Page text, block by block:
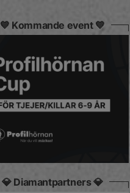
💙 Kommande event 💙
💎 Diamantpartners 💎